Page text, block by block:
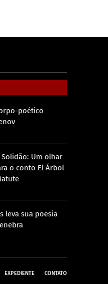
poético
Um olhar
o conto El Árbol
leva sua poesia
EXPEDIENTE CONTATO